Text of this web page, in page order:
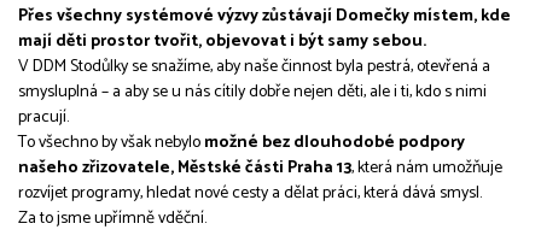
Přes všechny systémové výzvy zůstávají Domečky místem, kde
mají děti prostor tvořit, objevovat i být samy sebou.
V DDM Stodůlky se snažíme, aby naše činnost byla pestrá, otevřená a
smysluplná – a aby se u nás cítily dobře nejen děti, ale i ti, kdo s nimi
pracují.
To všechno by však nebylomožné bez dlouhodobé podpory
našeho zřizovatele, Městské části Praha 13, která nám umožňuje
rozvíjet programy, hledat nové cesty a dělat práci, která dává smysl.
Za to jsme upřímně vděční.